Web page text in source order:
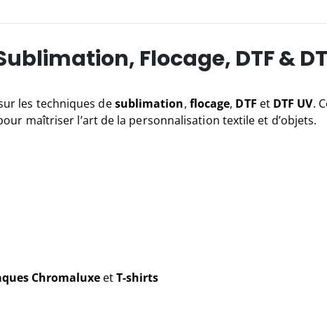
Flocage, DTF &
les techniques desublimation, flocage, DTF et DTF UV.
maîtriser l’art de la personnalisation textile et d’objets.
ChromaluxeetT-shirts